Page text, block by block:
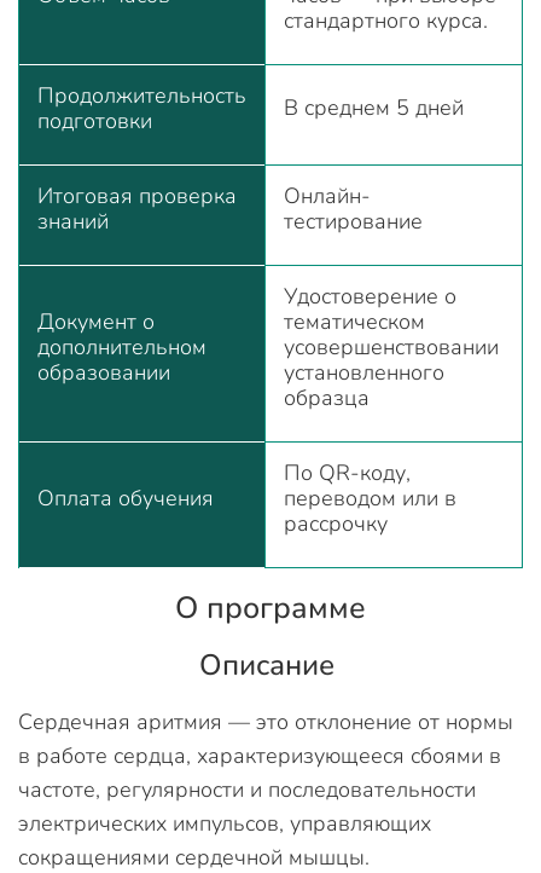
стандартного курса.
Продолжительность
подготовки
В среднем 5 дней
Итоговая проверка
знаний
Онлайн-
тестирование
Документ о
дополнительном
образовании
Удостоверение о
тематическом
усовершенствовании
установленного
образца
Оплата обучения
По QR-коду,
переводом или в
рассрочку
О программе
Описание
Сердечная аритмия — это отклонение от нормы
в работе сердца, характеризующееся сбоями в
частоте, регулярности и последовательности
электрических импульсов, управляющих
сокращениями сердечной мышцы.